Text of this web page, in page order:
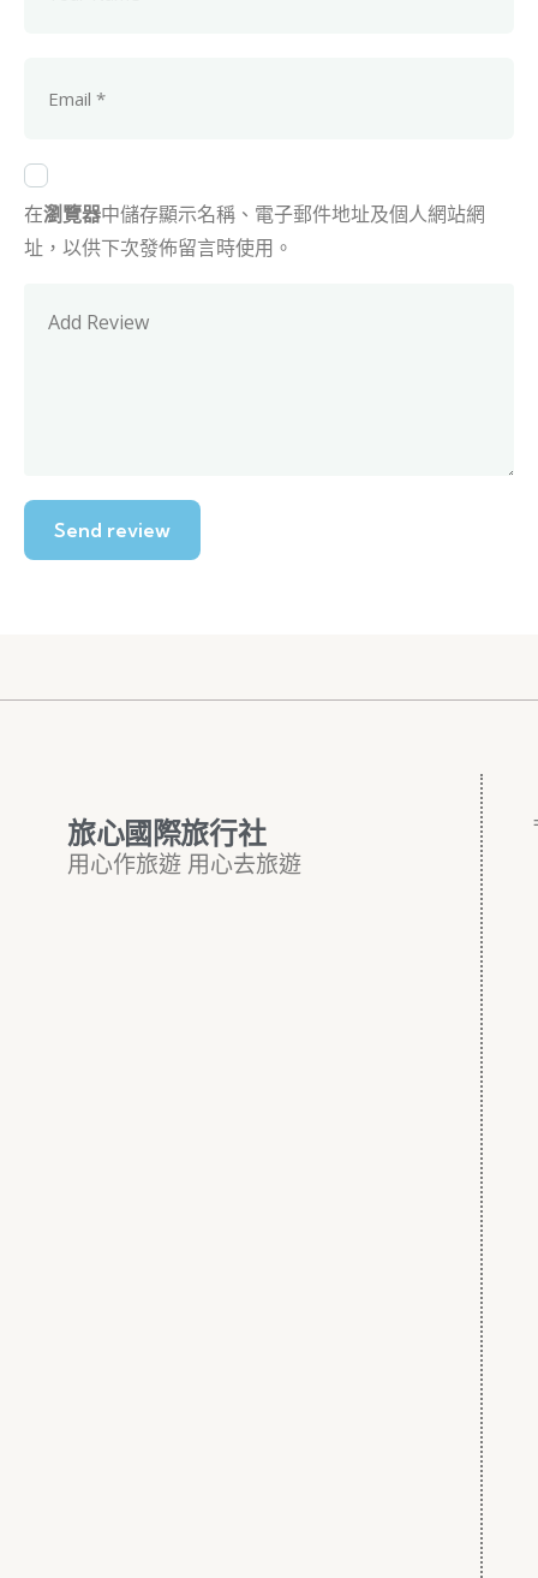
在瀏覽器中儲存顯示名稱、電子郵件地址及個人網站網
址，以供下次發佈留言時使用。
旅心國際旅行社
用心作旅遊 用心去旅遊